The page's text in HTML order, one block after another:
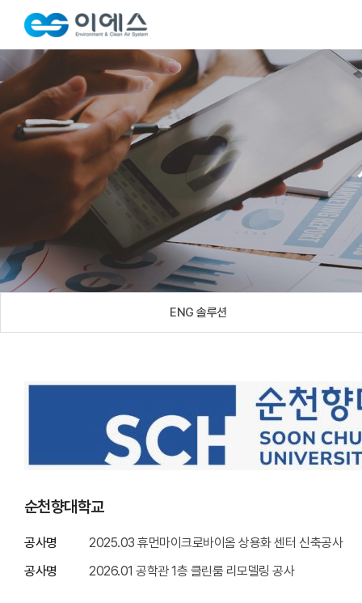
ENG 솔루션
순천향대학교
공사명
2025.03 휴먼마이크로바이옴 상용화 센터 신축공사
공사명
2026.01 공학관 1층 클린룸 리모델링 공사